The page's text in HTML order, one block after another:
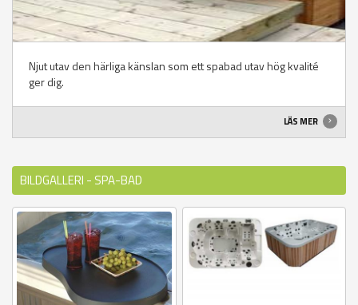
Njut utav den härliga känslan som ett spabad utav hög kvalité
ger dig.
LÄS MER
BILDGALLERI - SPA-BAD